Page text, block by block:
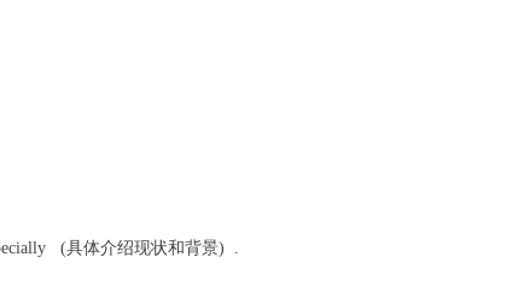
(具体介绍现状和背景) .